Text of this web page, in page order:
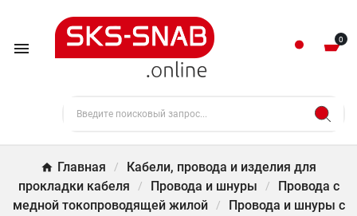
 0
Главная
Кабели, провода и изделия для
прокладки кабеля
Провода и шнуры
Провода с
медной токопроводящей жилой
Провода и шнуры с